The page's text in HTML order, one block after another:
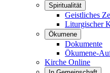
Spiritualität
Geistliches
Liturgischer
Ökumene
Dokumente
Ökumene-
Kirche Online